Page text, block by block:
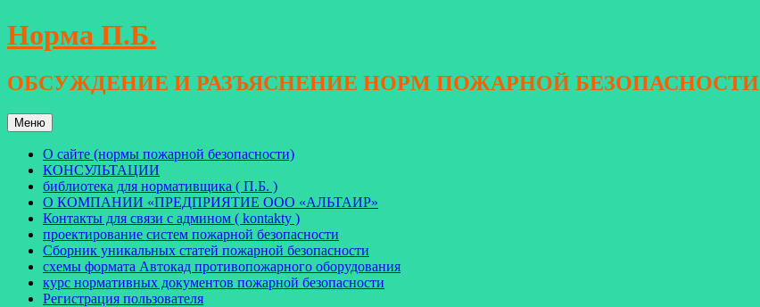
Перейти
к
Норма П.Б.
ОБСУЖДЕНИЕ И РАЗЪЯСНЕНИЕ НОРМ ПОЖАРНОЙ БЕЗОПАСНОСТИ
Меню
О сайте (нормы пожарной безопасности)
КОНСУЛЬТАЦИИ
библиотека для нормативщика ( П.Б. )
О КОМПАНИИ «ПРЕДПРИЯТИЕ ООО «АЛЬТАИР»
Контакты для связи с админом ( kontakty )
проектирование систем пожарной безопасности
Сборник уникальных статей пожарной безопасности
схемы формата Автокад противопожарного оборудования
курс нормативных документов пожарной безопасности
Регистрация пользователя